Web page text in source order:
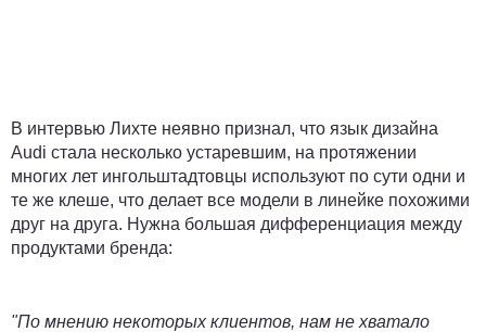
В интервью Лихте неявно признал, что язык дизайна
Audi стала несколько устаревшим, на протяжении
многих лет ингольштадтовцы используют по сути одни и
те же клеше, что делает все модели в линейке похожими
друг на друга. Нужна большая дифференциация между
продуктами бренда:
"По мнению некоторых клиентов, нам не хватало